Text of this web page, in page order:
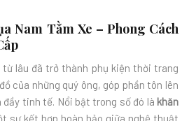
Nam Tằm Xe – Phong Cách
từ lâu đã trở thành phụ kiện thời trang
của những quý ông, góp phần tôn lên
tinh tế. Nổi bật trong số đó là khăn
sự kết hợp hoàn hảo giữa nghệ thuật